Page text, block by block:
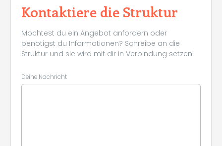
Kontaktiere die Struktur
Möchtest du ein Angebot anfordern oder
benötigst du Informationen? Schreibe an die
Struktur und sie wird mit dir in Verbindung setzen!
Deine Nachricht